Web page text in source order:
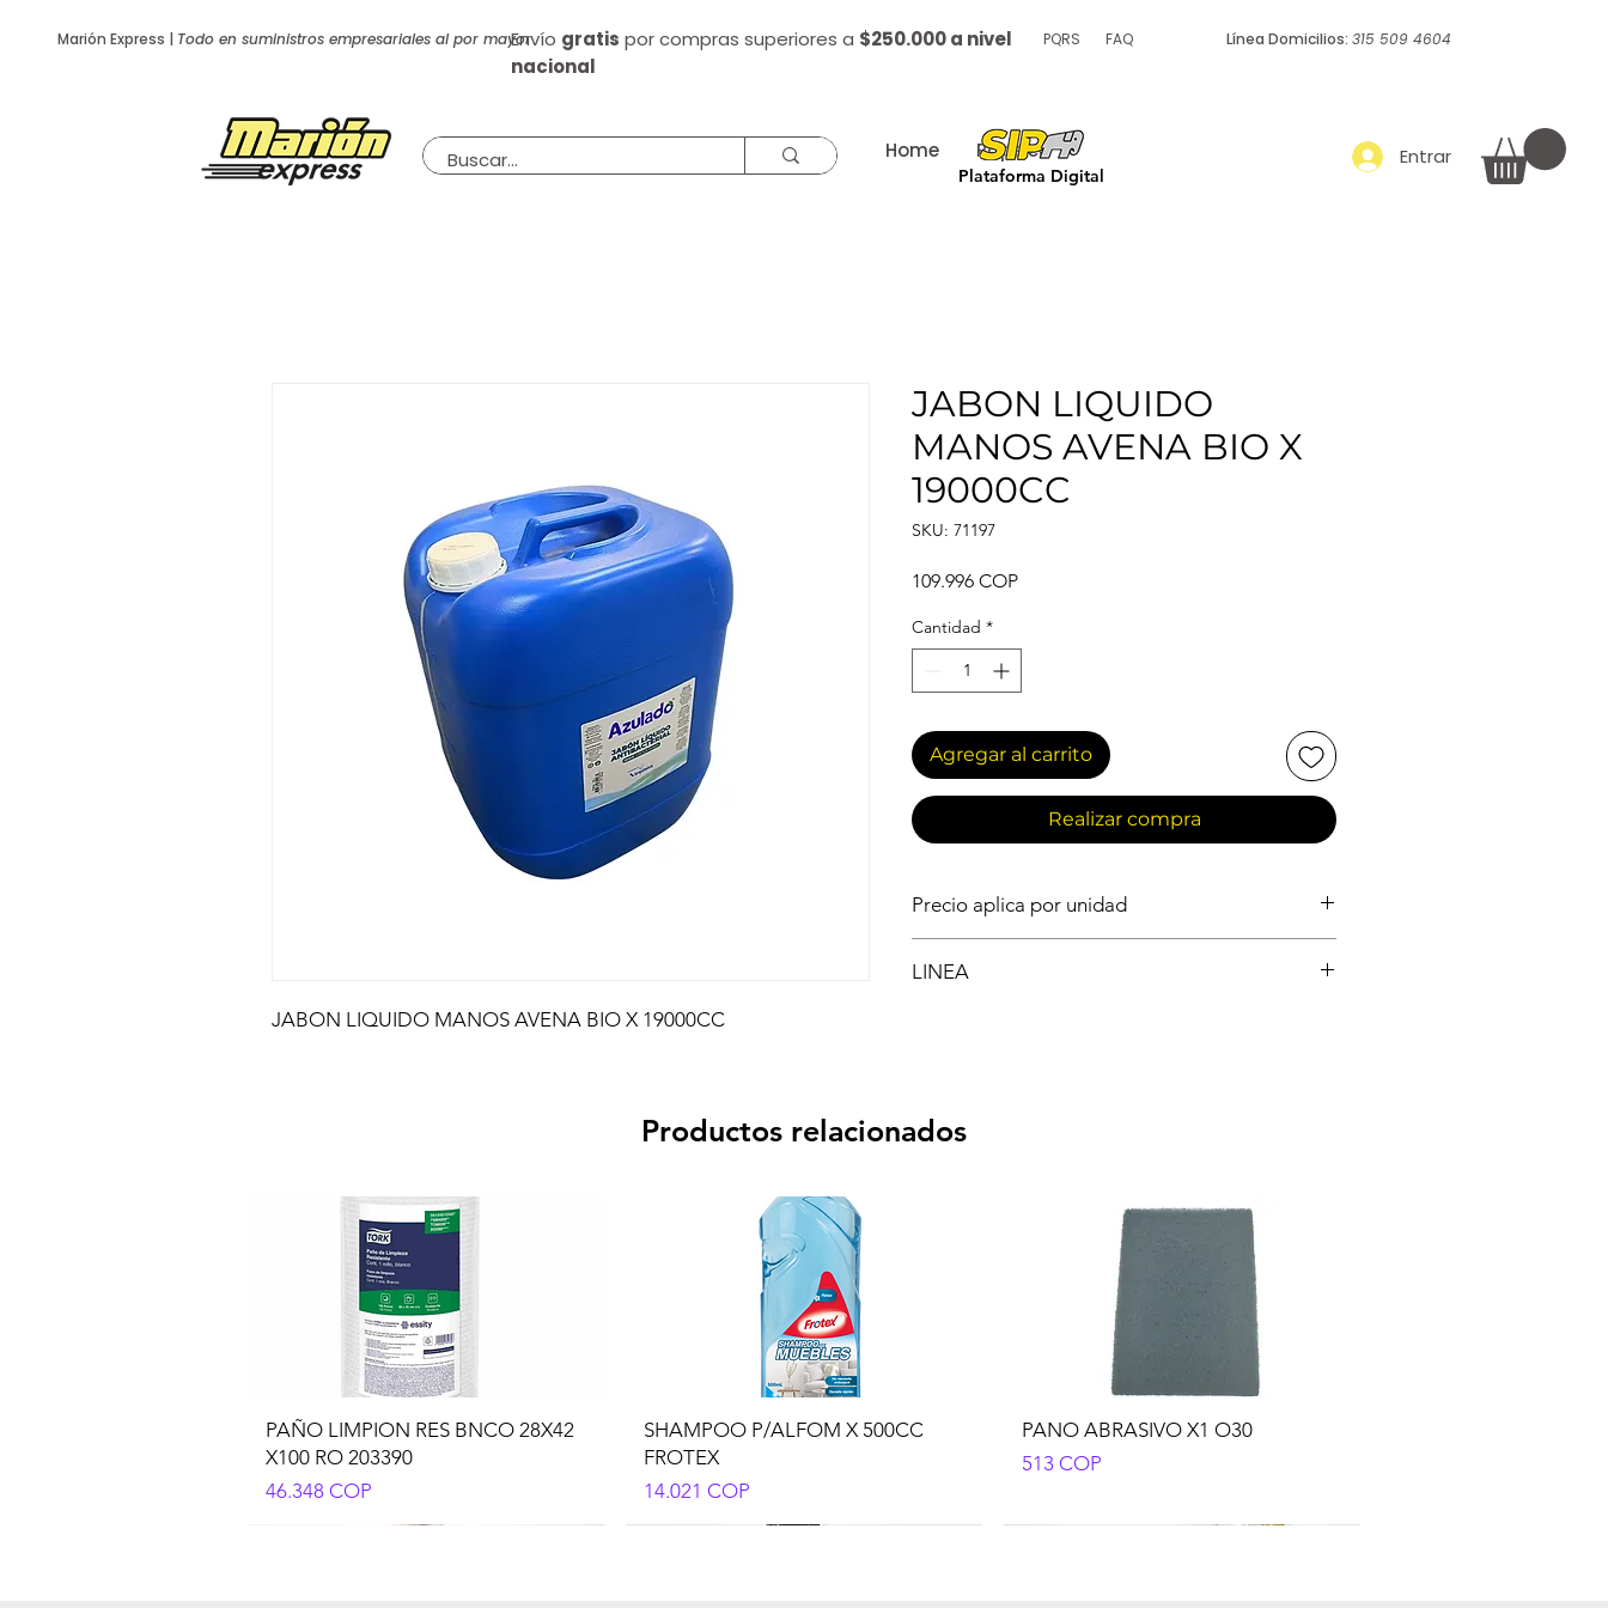
Marión Express | Todo en suministros empresariales al por mayor PQRS FAQ Línea Domicilios: 315 509 4604
Envío gratis por compras superiores a $250.000 a nivel
nacional
Home Papelería Más
Plataforma Digital
Entrar
JABON LIQUIDO MANOS AVENA BIO X 19000CC
JABON LIQUIDO
MANOS AVENA BIO X
19000CC
SKU: 71197
109.996 COPPrecio
Cantidad *
Agregar al carrito
Realizar compra
Precio aplica por unidad
LINEA
Productos relacionados
PAÑO LIMPION RES BNCO 28X42
X100 RO 203390
Precio
46.348 COP
SHAMPOO P/ALFOM X 500CC
FROTEX
Precio
14.021 COP
PANO ABRASIVO X1 O30
Precio
513 COP